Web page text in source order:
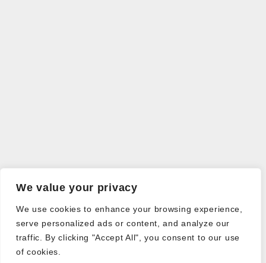
We value your privacy
We use cookies to enhance your browsing experience,
serve personalized ads or content, and analyze our
traffic. By clicking "Accept All", you consent to our use
of cookies.